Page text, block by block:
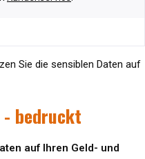
Sie die sensiblen Daten auf
- bedruckt
auf Ihren Geld- und